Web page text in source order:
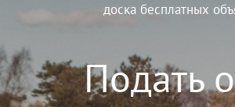
доска бесплатных
Подать